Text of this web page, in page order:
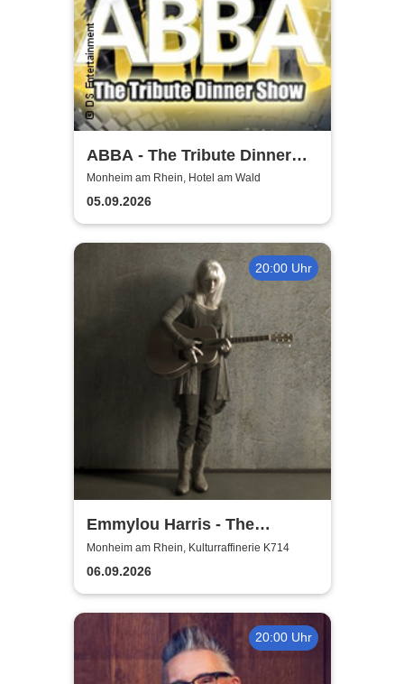
ABBA - The Tribute Dinner
Show
Monheim am Rhein, Hotel am Wald
05.09.2026
20:00 Uhr
Emmylou Harris - The
European Farewell Tour
Monheim am Rhein, Kulturraffinerie K714
06.09.2026
20:00 Uhr